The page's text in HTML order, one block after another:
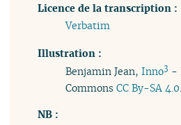
Licence de la transcription :
Verbatim
Illustration :
Benjamin Jean,Inno3 -
CommonsCC By-SA 4.0.
NB :